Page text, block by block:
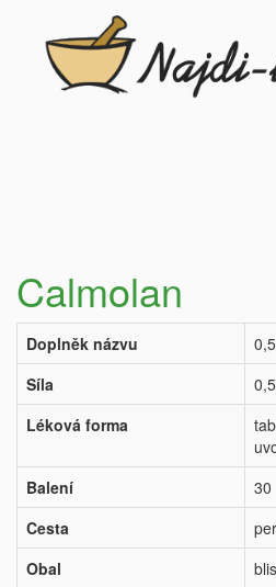
Calmolan
Doplněk názvu
Síla
Léková forma
Balení
30
Cesta
Obal